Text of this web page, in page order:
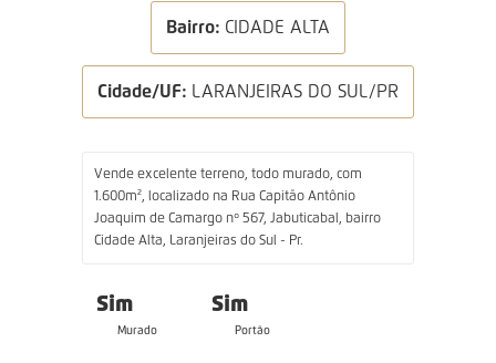
Bairro: CIDADE ALTA
Cidade/UF: LARANJEIRAS DO SUL/PR
Vende excelente terreno, todo murado, com
1.600m², localizado na Rua Capitão Antônio
Joaquim de Camargo nº 567, Jabuticabal, bairro
Cidade Alta, Laranjeiras do Sul - Pr.
Sim
Murado
Sim
Portão